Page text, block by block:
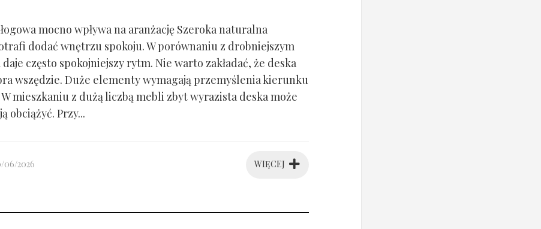
mocno wpływa na aranżację Szeroka naturalna
dodać wnętrzu spokoju. W porównaniu z drobniejszym
często spokojniejszy rytm. Nie warto zakładać, że deska
wszędzie. Duże elementy wymagają przemyślenia kierunku
W mieszkaniu z dużą liczbą mebli zbyt wyrazista deska może
obciążyć. Przy...
WIĘCEJ
06/2026